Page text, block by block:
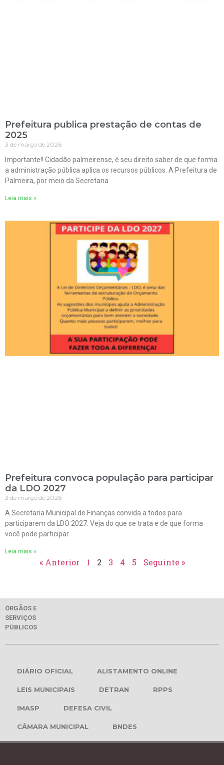
Prefeitura publica prestação de contas de
2025
3 de março de 2026
Importante!! Cidadão palmeirense, é seu direito saber de que forma
a administração pública aplica os recursos públicos. A Prefeitura de
Palmeira, por meio da Secretaria
Leia mais »
Prefeitura convoca população para participar
da LDO 2027
3 de março de 2026
A Secretaria Municipal de Finanças convida a todos para
participarem da LDO 2027. Veja do que se trata e de que forma
você pode participar
Leia mais »
« Anterior 1 2 3 4 5 Seguinte »
ÓRGÃOS E
SERVIÇOS
PÚBLICOS
DIÁRIO OFICIAL ALISTAMENTO ONLINE
LEIS MUNICIPAIS DETRAN RPPS
IMASP DEFESA CIVIL
CÂMARA MUNICIPAL BNDES